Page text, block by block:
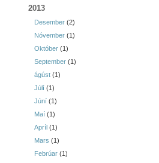
2013
Desember (2)
Nóvember (1)
Október (1)
September (1)
ágúst (1)
Júlí (1)
Júní (1)
Maí (1)
Apríl (1)
Mars (1)
Febrúar (1)